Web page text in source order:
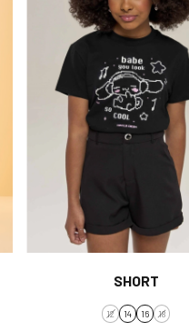
SHORT
12 14 16 18